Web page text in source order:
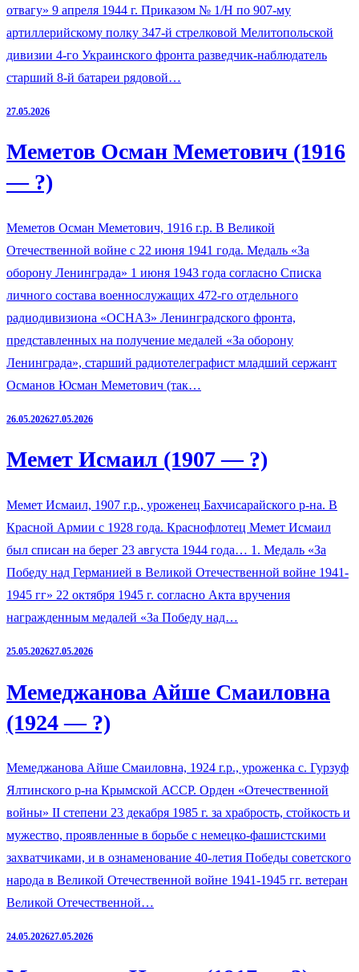
отвагу» 9 апреля 1944 г. Приказом № 1/Н по 907-му
артиллерийскому полку 347-й стрелковой Мелитопольской
дивизии 4-го Украинского фронта разведчик-наблюдатель
старший 8-й батареи рядовой…
27.05.2026
Меметов Осман Меметович (1916
— ?)
Меметов Осман Меметович, 1916 г.р. В Великой
Отечественной войне с 22 июня 1941 года. Медаль «За
оборону Ленинграда» 1 июня 1943 года согласно Списка
личного состава военнослужащих 472-го отдельного
радиодивизиона «ОСНАЗ» Ленинградского фронта,
представленных на получение медалей «За оборону
Ленинграда», старший радиотелеграфист младший сержант
Османов Юсман Меметович (так…
26.05.202627.05.2026
Мемет Исмаил (1907 — ?)
Мемет Исмаил, 1907 г.р., уроженец Бахчисарайского р-на. В
Красной Армии с 1928 года. Краснофлотец Мемет Исмаил
был списан на берег 23 августа 1944 года… 1. Медаль «За
Победу над Германией в Великой Отечественной войне 1941-
1945 гг» 22 октября 1945 г. согласно Акта вручения
награжденным медалей «За Победу над…
25.05.202627.05.2026
Мемеджанова Айше Смаиловна
(1924 — ?)
Мемеджанова Айше Смаиловна, 1924 г.р., уроженка с. Гурзуф
Ялтинского р-на Крымской АССР. Орден «Отечественной
войны» II степени 23 декабря 1985 г. за храбрость, стойкость и
мужество, проявленные в борьбе с немецко-фашистскими
захватчиками, и в ознаменование 40-летия Победы советского
народа в Великой Отечественной войне 1941-1945 гг. ветеран
Великой Отечественной…
24.05.202627.05.2026